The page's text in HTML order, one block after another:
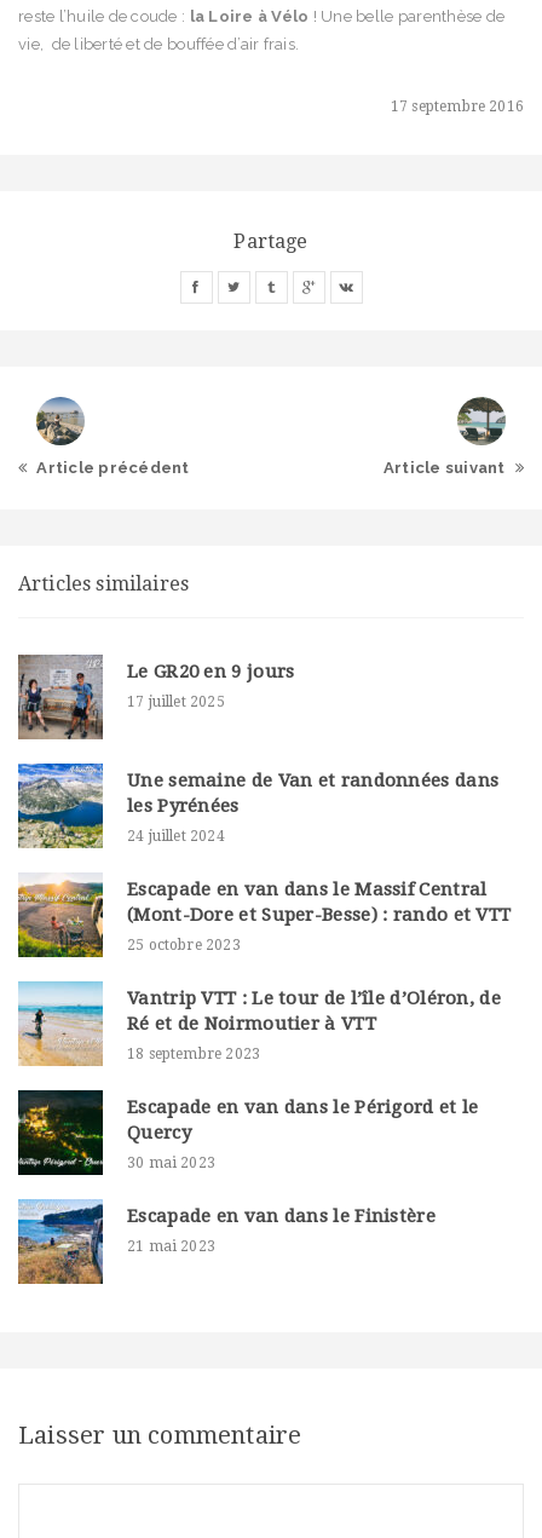
17 septembre 2016
reste l’huile de coude : la Loire à Vélo ! Une belle parenthèse de
vie, de liberté et de bouffée d’air frais.
Partage
Article précédent Article suivant
Articles similaires
Le GR20 en 9 jours
17 juillet 2025
Une semaine de Van et randonnées dans
les Pyrénées
24 juillet 2024
Escapade en van dans le Massif Central
(Mont-Dore et Super-Besse) : rando et VTT
25 octobre 2023
Vantrip VTT : Le tour de l’île d’Oléron, de
Ré et de Noirmoutier à VTT
18 septembre 2023
Escapade en van dans le Périgord et le
Quercy
30 mai 2023
Escapade en van dans le Finistère
21 mai 2023
Laisser un commentaire